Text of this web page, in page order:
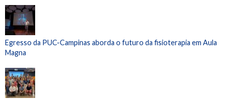
Egresso da PUC-Campinas aborda o futuro da fisioterapia em Aula
Magna